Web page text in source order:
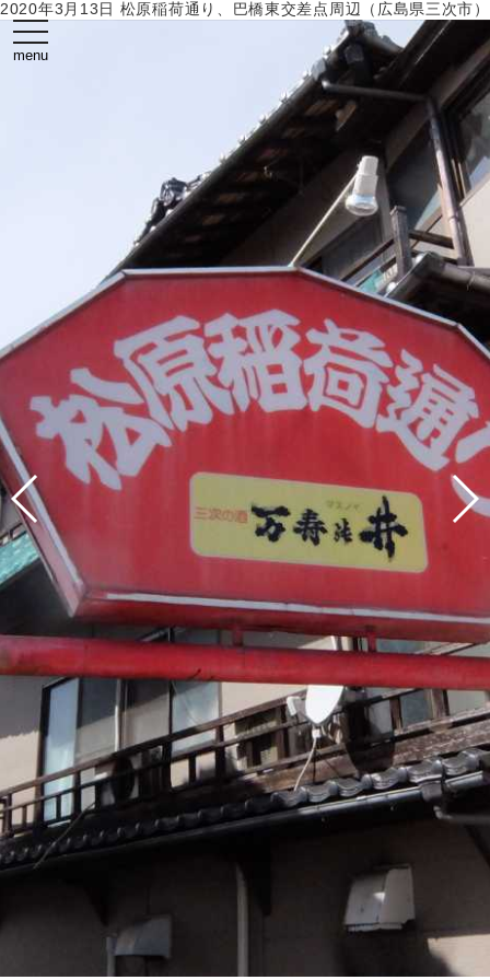
2020年3月13日 松原稲荷通り、巴橋東交差点周辺（広島県三次市）
toggle
navigation
menu